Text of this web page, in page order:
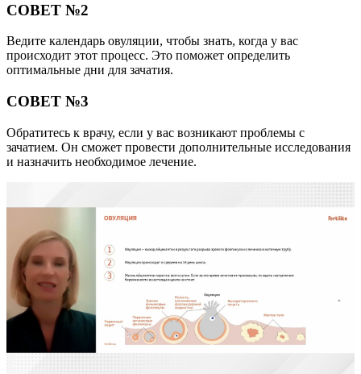
СОВЕТ №2
Ведите календарь овуляции, чтобы знать, когда у вас
происходит этот процесс. Это поможет определить
оптимальные дни для зачатия.
СОВЕТ №3
Обратитесь к врачу, если у вас возникают проблемы с
зачатием. Он сможет провести дополнительные исследования
и назначить необходимое лечение.